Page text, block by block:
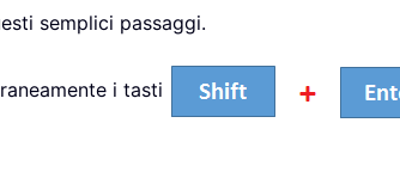
semplici passaggi.
i tasti